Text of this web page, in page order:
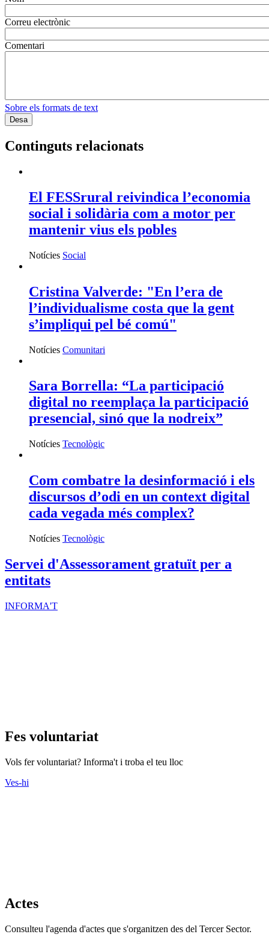
Correu electrònic
Comentari
Sobre els formats de text
Continguts relacionats
El FESSrural reivindica l’economia
social i solidària com a motor per
mantenir vius els pobles
Notícies Social
Cristina Valverde: "En l’era de
l’individualisme costa que la gent
s’impliqui pel bé comú"
Notícies Comunitari
Sara Borrella: “La participació
digital no reemplaça la participació
presencial, sinó que la nodreix”
Notícies Tecnològic
Com combatre la desinformació i els
discursos d’odi en un context digital
cada vegada més complex?
Notícies Tecnològic
Servei d'Assessorament gratuït per a
entitats
INFORMA'T
Fes voluntariat
Vols fer voluntariat? Informa't i troba el teu lloc
Ves-hi
Actes
Consulteu l'agenda d'actes que s'organitzen des del Tercer Sector.